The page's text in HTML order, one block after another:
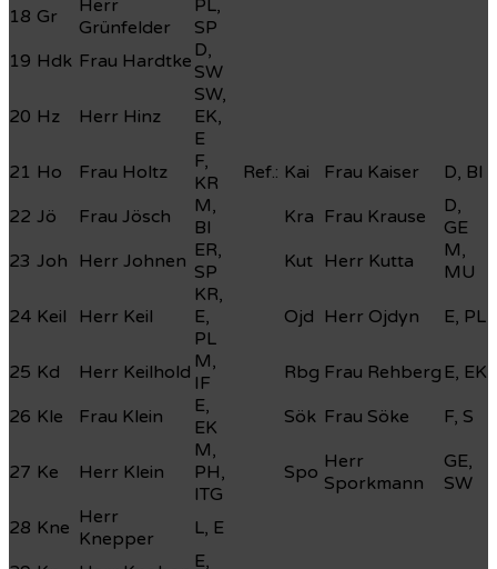
18 Gr
Herr
Grünfelder
PL,
SP
19 Hdk Frau Hardtke D,
SW
20 Hz Herr Hinz
SW,
EK,
E
21 Ho Frau Holtz
F,
KR
Ref.: Kai Frau Kaiser
D, BI
22 Jö Frau Jösch
M,
BI
Kra Frau Krause
D,
GE
23 Joh Herr Johnen ER,
SP
Kut Herr Kutta
M,
MU
24 Keil Herr Keil
KR,
E,
PL
Ojd Herr Ojdyn E, PL
25 Kd Herr Keilhold M,
IF
Rbg Frau Rehberg E, EK
26 Kle Frau Klein
E,
EK
Sök Frau Söke F, S
27 Ke Herr Klein
M,
PH,
ITG
Spo Herr
Sporkmann
GE,
SW
28 Kne Herr
Knepper
L, E
E,